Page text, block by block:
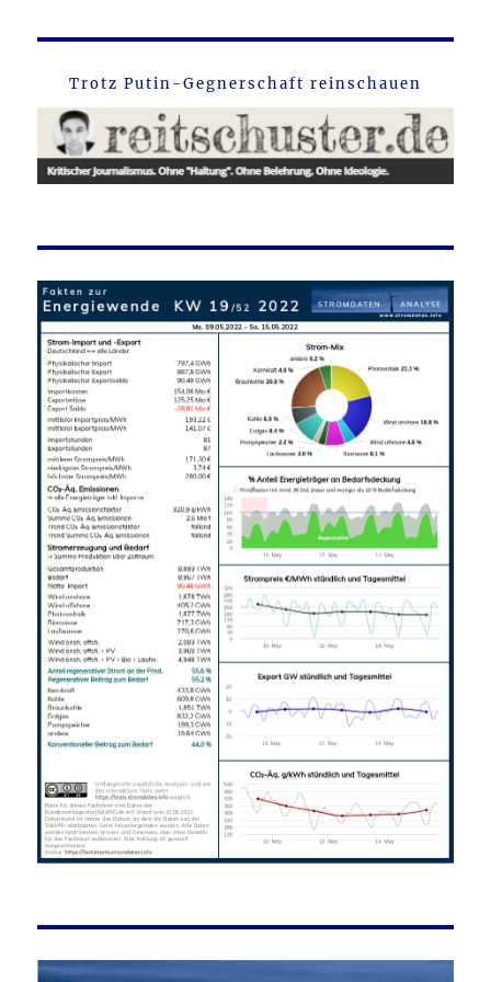
Trotz Putin-Gegnerschaft reinschauen